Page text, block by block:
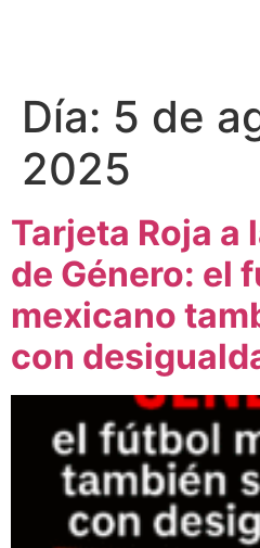
Día: 5 de
2025
Tarjeta Roja a
de Género: el
mexicano
con